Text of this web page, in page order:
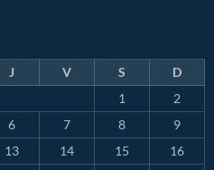
J V S
D
1
2
6 7 8
9
13 14 15
16